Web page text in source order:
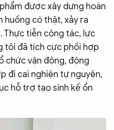
được xây dựng hoàn
huống có thật, xảy ra
Thực tiễn công tác, lực
tôi đã tích cực phối hợp
chức vận động, động
đi cai nghiện tự nguyện,
hỗ trợ tạo sinh kế ổn